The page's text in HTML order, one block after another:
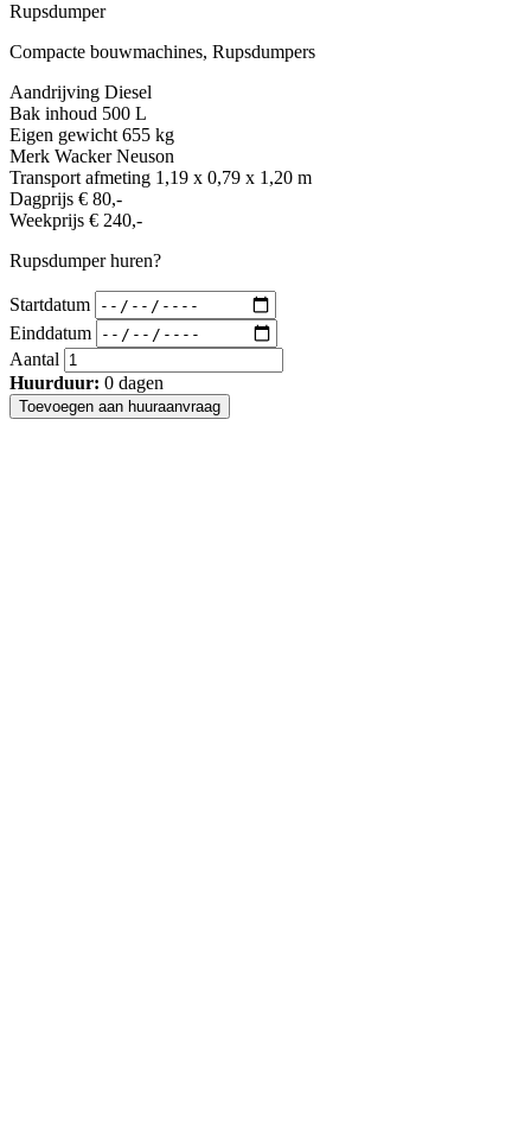
Rupsdumper
Compacte bouwmachines, Rupsdumpers
Aandrijving Diesel
Bak inhoud 500 L
Eigen gewicht 655 kg
Merk Wacker Neuson
Transport afmeting 1,19 x 0,79 x 1,20 m
Dagprijs € 80,-
Weekprijs € 240,-
Rupsdumper huren?
Startdatum
Einddatum
Aantal
Huurduur: 0 dagen
Toevoegen aan huuraanvraag